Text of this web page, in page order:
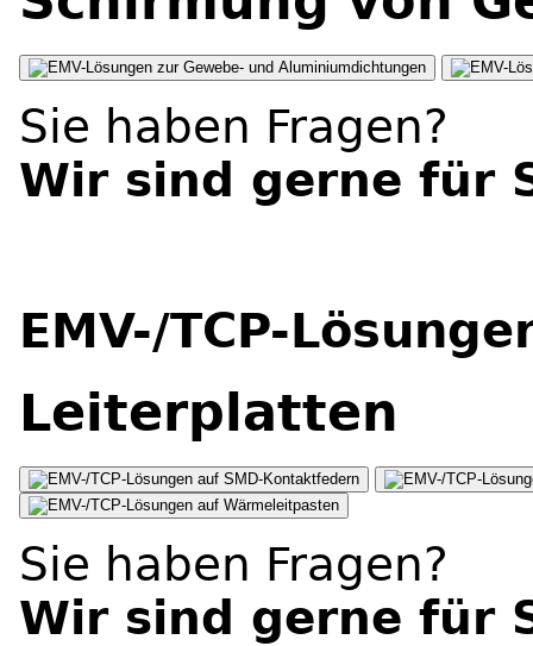
Gewebe- und Aluminiumdichtungen
Sie haben Fragen?
Wir sind gerne für
EMV-/TCP-
Leiterplatten
SMD-Kontaktfedern
Wärmeleitpasten
Sie haben Fragen?
Wir sind gerne für